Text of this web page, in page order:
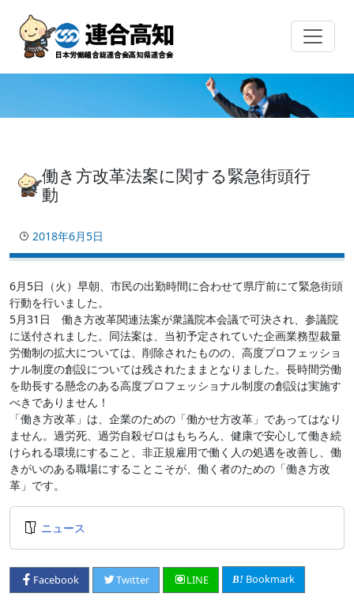
content
働き方改革法案に関する緊急街頭行
動
2018年6月5日
6月5日（火）早朝、市民の出勤時間に合わせて県庁前にて緊急街頭
行動を行いました。
5月31日 働き方改革関連法案が衆議院本会議で可決され、参議院
に送付されました。同法案は、当初予定されていた企画業務型裁量
労働制の拡大については、削除されたものの、高度プロフェッショ
ナル制度の創設については残されたままとなりました。長時間労働
を助長する懸念のある高度プロフェッショナル制度の創設は実施す
べきでありません！
「働き方改革」は、企業のための「働かせ方改革」であってはなり
ません。過労死、過労自殺ゼロはもちろん、健康で安心して働き続
けられる環境にすること、非正規雇用で働く人の処遇を改善し、働
きがいのある職場にすることこそが、働く者のための「働き方改
革」です。
ニュース
Facebook Twitter LINE Bookmark